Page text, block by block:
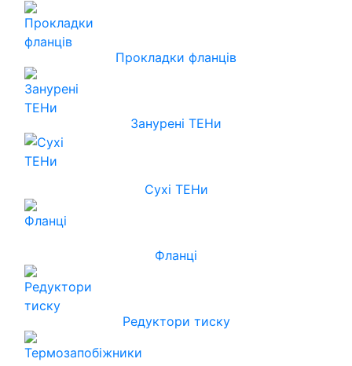
Прокладки фланців
Занурені ТЕНи
Сухі ТЕНи
Фланці
Редуктори тиску